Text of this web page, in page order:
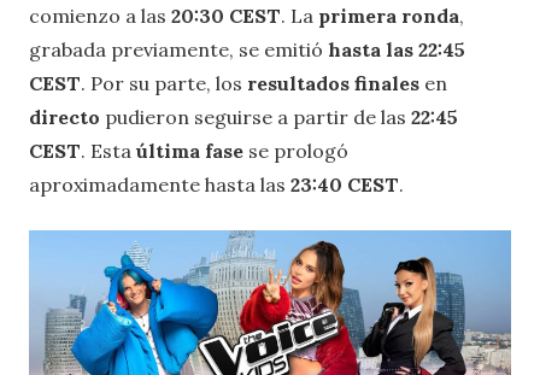
comienzo a las 20:30 CEST. La primera ronda,
grabada previamente, se emitió hasta las 22:45
CEST. Por su parte, los resultados finales en
directo pudieron seguirse a partir de las 22:45
CEST. Esta última fase se prologó
aproximadamente hasta las 23:40 CEST.